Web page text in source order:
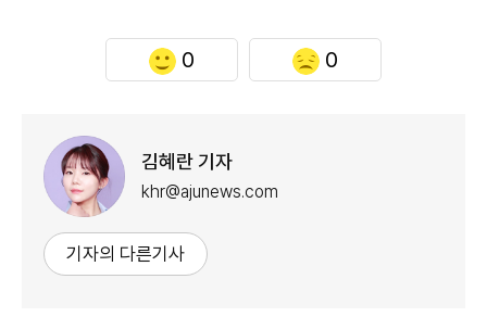
0 0
김혜란 기자
khr@ajunews.com
기자의 다른기사